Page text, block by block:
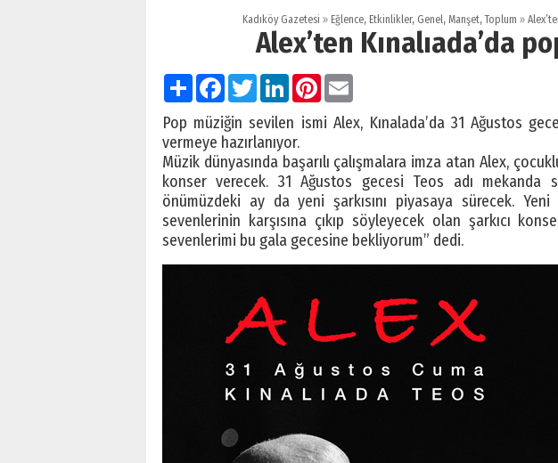
Kadıköy Gazetesi » Eğlence, Etkinlikler, Genel, Manşet,Toplum »
Alex’ten Kınalıada’da
PaylaşFacebook
TwitterLinkedInPinterest
Pop müziğin sevilen ismi Alex, Kınalada’da 31 Ağustos
vermeye hazırlanıyor.
Müzik dünyasında başarılı çalışmalara imza atan Alex,
konser verecek. 31 Ağustos gecesi Teos adı mekanda
önümüzdeki ay da yeni şarkısını piyasaya sürecek. Yeni
sevenlerinin karşısına çıkıp söyleyecek olan şarkıcı
sevenlerimi bu gala gecesine bekliyorum” dedi.